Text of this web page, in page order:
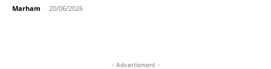
Marham - 20/06/2026
- Advertisment -